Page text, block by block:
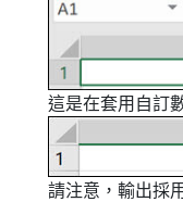
這是在套用自訂
請注意，輸出採